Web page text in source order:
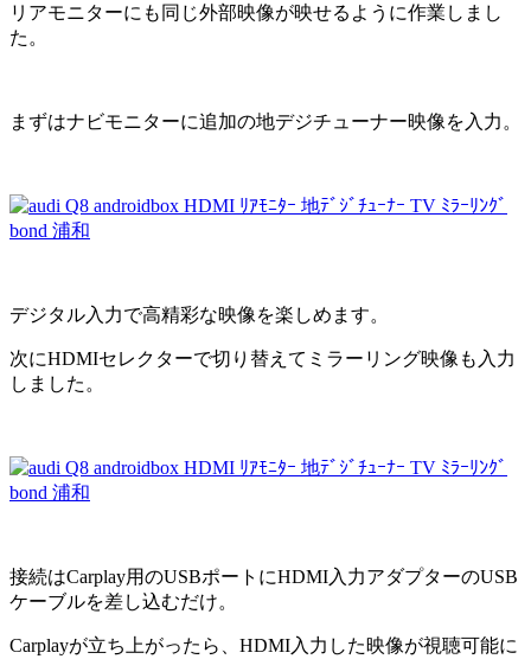
リアモニターにも同じ外部映像が映せるように作業しまし
た。
まずはナビモニターに追加の地デジチューナー映像を入力。
デジタル入力で高精彩な映像を楽しめます。
次にHDMIセレクターで切り替えてミラーリング映像も入力
しました。
接続はCarplay用のUSBポートにHDMI入力アダプターのUSB
ケーブルを差し込むだけ。
Carplayが立ち上がったら、HDMI入力した映像が視聴可能に